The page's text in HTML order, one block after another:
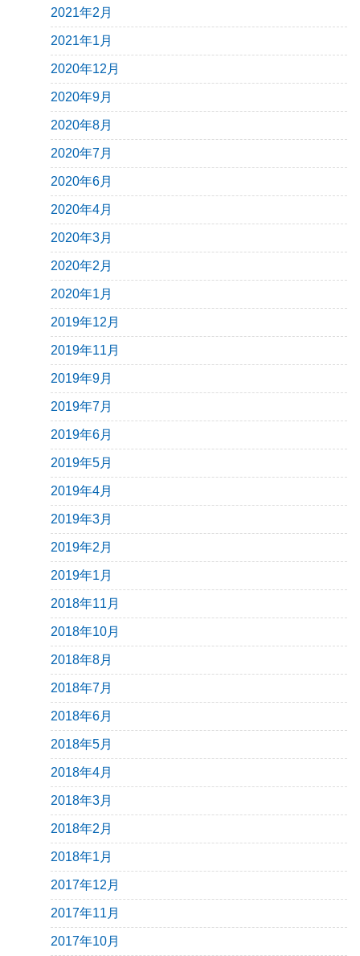
2021年2月
2021年1月
2020年12月
2020年9月
2020年8月
2020年7月
2020年6月
2020年4月
2020年3月
2020年2月
2020年1月
2019年12月
2019年11月
2019年9月
2019年7月
2019年6月
2019年5月
2019年4月
2019年3月
2019年2月
2019年1月
2018年11月
2018年10月
2018年8月
2018年7月
2018年6月
2018年5月
2018年4月
2018年3月
2018年2月
2018年1月
2017年12月
2017年11月
2017年10月